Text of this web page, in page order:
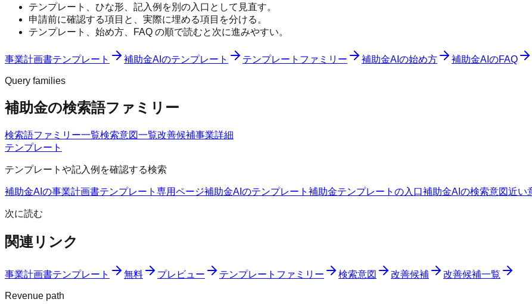
テンプレート、ひな形、記入例を別の入口として見直す。
申請前に確認する項目と、実際に埋める項目を分ける。
テンプレート、始め方、FAQ の順で読むと次に進みやすい。
事業計画書テンプレート 補助金AIのテンプレート テンプレートファミリー 補助金AIの始め方 補助金AIのFAQ
Query families
補助金の検索語ファミリー
検索語ファミリー一覧検索意図一覧改善候補事業詳細
テンプレート
テンプレートや記入例を確認する検索
補助金AIの事業計画書テンプレート 専用ページ補助金AIのテンプレート 補助金テンプレートの入口補助金AIの検索意図近い
次に読む
関連リンク
事業計画書テンプレート 無料 プレビュー テンプレートファミリー 検索意図 改善候補 改善候補一覧
Revenue path